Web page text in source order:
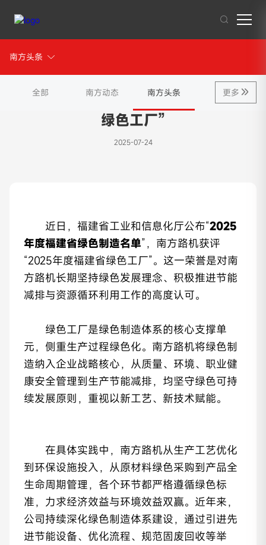
干混砂浆
新闻资讯
南方头条
全部 南方动态 南方头条 更多
喜报！南方路机获评“2025年度福建省
绿色工厂”
2025-07-24
近日，福建省工业和信息化厅公布“2025
年度福建省绿色制造名单”，南方路机获评
“2025年度福建省绿色工厂”。这一荣誉是对南
方路机长期坚持绿色发展理念、积极推进节能
减排与资源循环利用工作的高度认可。
绿色工厂是绿色制造体系的核心支撑单
元，侧重生产过程绿色化。南方路机将绿色制
造纳入企业战略核心，从质量、环境、职业健
康安全管理到生产节能减排，均坚守绿色可持
续发展原则，重视以新工艺、新技术赋能。
在具体实践中，南方路机从生产工艺优化
到环保设施投入，从原材料绿色采购到产品全
生命周期管理，各个环节都严格遵循绿色标
准，力求经济效益与环境效益双赢。近年来，
公司持续深化绿色制造体系建设，通过引进先
进节能设备、优化流程、规范固废回收等举